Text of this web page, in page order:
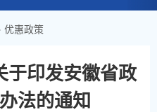
优惠政策
于印发安徽省政
法的通知